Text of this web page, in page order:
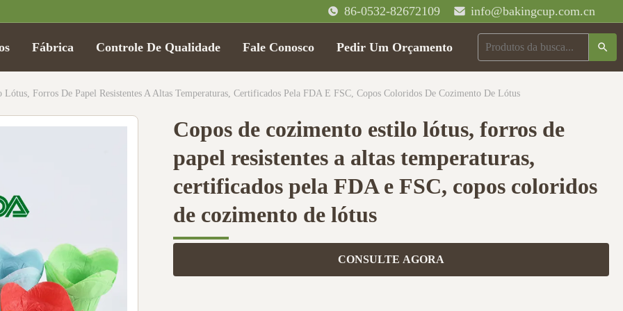
86-0532-82672109 info@bakingcup.com.cn
Fábrica Controle De Qualidade Fale Conosco Pedir Um Orçamento
Forros De Papel Resistentes A Altas Temperaturas, Certificados Pela FDA E FSC, Copos Coloridos De Cozimento De Lótus
Copos de cozimento estilo lótus, forros de
papel resistentes a altas temperaturas,
certificados pela FDA e FSC, copos coloridos
de cozimento de lótus
CONSULTE AGORA